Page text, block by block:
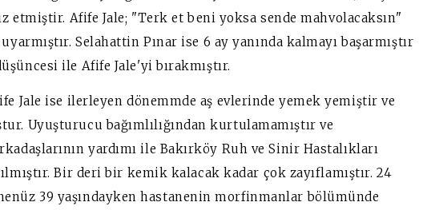
etmiştir. Afife Jale; "Terk et beni yoksa sende mahvolacaksın"
Selahattin Pınar ise 6 ay yanında kalmayı başarmıştır
ile Afife Jale'yi bırakmıştır.
Jale ise ilerleyen dönemmde aş evlerinde yemek yemiştir ve
Uyuşturucu bağımlılığından kurtulamamıştır ve
yardımı ile Bakırköy Ruh ve Sinir Hastalıkları
Bir deri bir kemik kalacak kadar çok zayıflamıştır. 24
henüz 39 yaşındayken hastanenin morfinmanlar bölümünde